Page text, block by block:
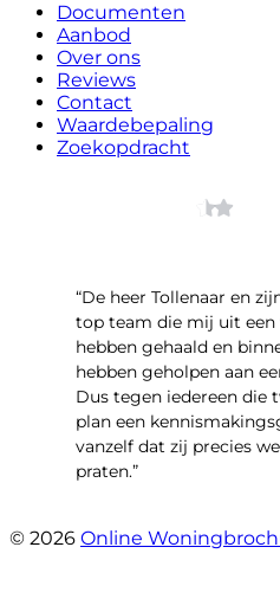
Documenten
Aanbod
Over ons
Reviews
Contact
Waardebepaling
Zoekopdracht
“De heer Tollenaar en
top team die mij uit een
hebben gehaald en
hebben geholpen aan
Dus tegen iedereen die
plan een
vanzelf dat zij precies
praten.”
© 2026 Online